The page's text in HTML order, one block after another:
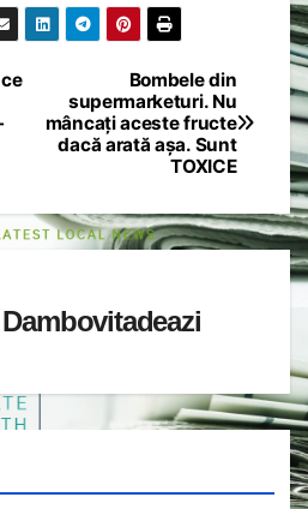
Bombele din
supermarketuri. Nu
mâncați aceste fructe
dacă arată așa. Sunt
TOXICE
Dambovitadeazi